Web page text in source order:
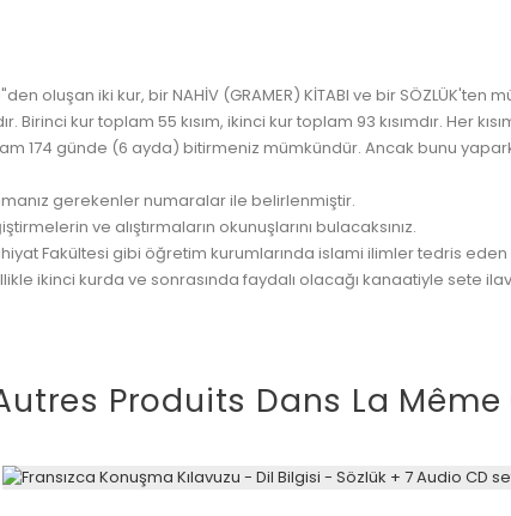
oluşan iki kur, bir NAHİV (GRAMER) KİTABI ve bir
Birinci kur toplam 55 kısım, ikinci kur toplam 93 kısımdır. Her
174 günde (6 ayda) bitirmeniz mümkündür. Ancak bunu
gerekenler numaralar ile belirlenmiştir.
ve alıştırmaların okunuşlarını bulacaksınız.
Fakültesi gibi öğretim kurumlarında islami ilimler tedris
ikinci kurda ve sonrasında faydalı olacağı kanaatiyle sete
Produits Dans La